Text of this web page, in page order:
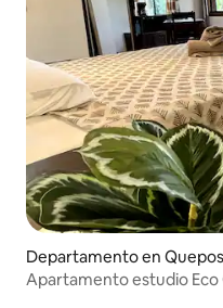
Departamento en Quepos
Apartamento estudio Eco